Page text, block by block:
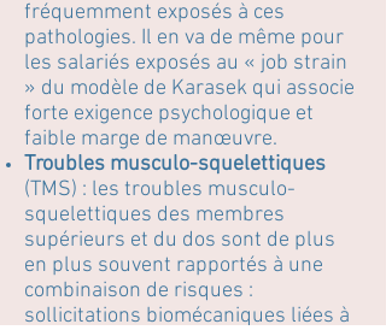
fréquemment exposés à ces
pathologies. Il en va de même pour
les salariés exposés au « job strain
» du modèle de Karasek qui associe
forte exigence psychologique et
faible marge de manœuvre.
Troubles musculo-squelettiques
(TMS) : les troubles musculo-
squelettiques des membres
supérieurs et du dos sont de plus
en plus souvent rapportés à une
combinaison de risques :
sollicitations biomécaniques liées à